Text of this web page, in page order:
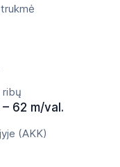
ribų
62 m/val.
(AKK)